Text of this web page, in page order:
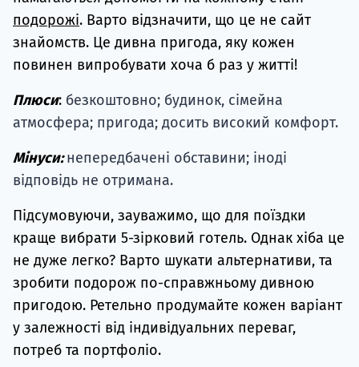
подорожі. Варто відзначити, що це не сайт
знайомств. Це дивна пригода, яку кожен
повинен випробувати хоча б раз у житті!
Плюси: безкоштовно; будинок, сімейна
атмосфера; пригода; досить високий комфорт.
Мінуси:непередбачені обставини; іноді
відповідь не отримана.
Підсумовуючи, зауважимо, що для поїздки
краще вибрати 5-зірковий готель. Однак хіба це
не дуже легко? Варто шукати альтернативи, та
зробити подорож по-справжньому дивною
пригодою. Ретельно продумайте кожен варіант
у залежності від індивідуальних переваг,
потреб та портфоліо.